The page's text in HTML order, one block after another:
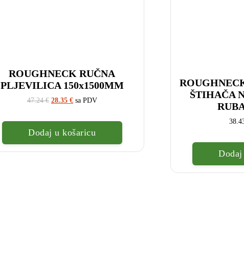
ROUGHNECK RUČNA
PLJEVILICA 150x1500MM
47.24€ Izvorna
47.24
28.35 €Trenutna
€.
sa PDV
Dodaj u košaricu
ŠTIHAČA